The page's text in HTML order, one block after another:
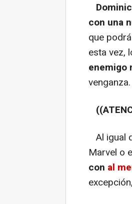
con una
que
esta vez,
enemigo
venganza.
Al igual
Marvel o
con al